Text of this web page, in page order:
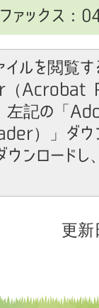
ファックス：
イルを閲覧
（Acrobat
左記の「
）」ダウン
ウンロードし
更新